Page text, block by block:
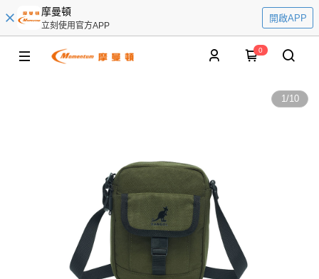
摩曼頓
立刻使用官方APP
開啟APP
0
1/10